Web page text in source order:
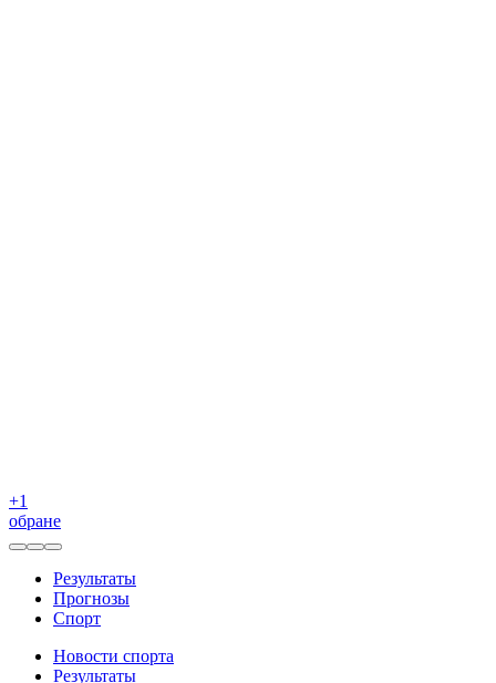
+1
обране
Результаты
Прогнозы
Спорт
Новости спорта
Результаты